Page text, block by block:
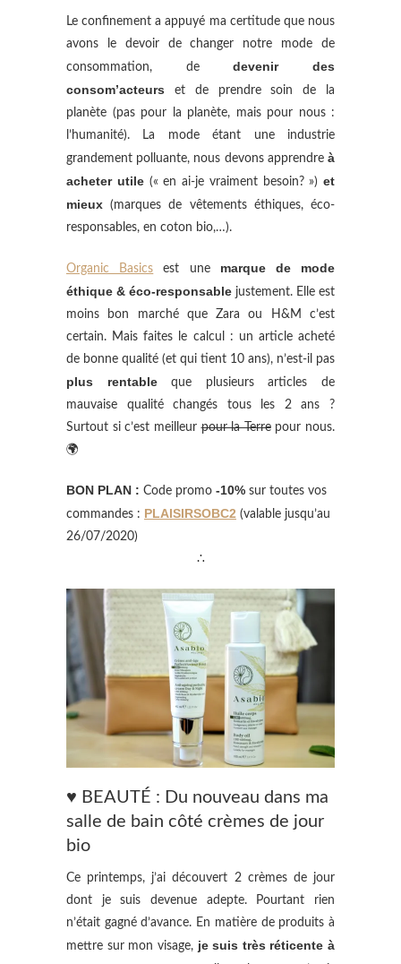
Le confinement a appuyé ma certitude que nous
avons le devoir de changer notre mode de
consommation, dedevenir des
consom’acteurs et de prendre soin de la
planète (pas pour la planète, mais pour nous :
l’humanité). La mode étant une industrie
grandement polluante, nous devons apprendre à
acheter utile (« en ai-je vraiment besoin? ») et
mieux (marques de vêtements éthiques, éco-
responsables, en coton bio,…).
Organic Basics est une marque de mode
éthique & éco-responsable justement. Elle est
moins bon marché que Zara ou H&M c’est
certain. Mais faites le calcul : un article acheté
de bonne qualité (et qui tient 10 ans), n’est-il pas
plus rentableque plusieurs articles de
mauvaise qualité changés tous les 2 ans ?
Surtout si c’est meilleurpour la Terrepour nous.
🌍
BON PLAN : Code promo -10% sur toutes vos
commandes : PLAISIRSOBC2 (valable jusqu’au
26/07/2020)
∴
♥ BEAUTÉ : Du nouveau dans ma
salle de bain côté crèmes de jour
bio
Ce printemps, j’ai découvert 2 crèmes de jour
dont je suis devenue adepte. Pourtant rien
n’était gagné d’avance. En matière de produits à
mettre sur mon visage, je suis très réticente à